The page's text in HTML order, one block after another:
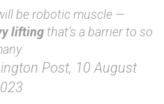
be robotic muscle —
lifting that’s a barrier to so
Post, 10 August